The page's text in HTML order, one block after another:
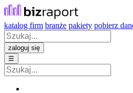
katalog firm branże pakiety pobierz
zaloguj się
☰